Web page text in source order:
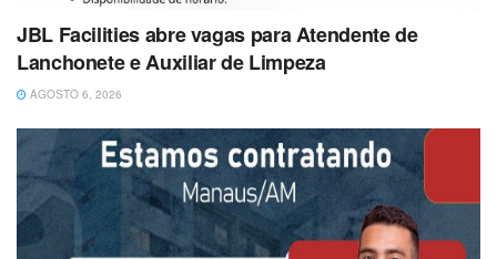
JBL Facilities abre vagas para Atendente de
Lanchonete e Auxiliar de Limpeza
AGOSTO 6, 2026